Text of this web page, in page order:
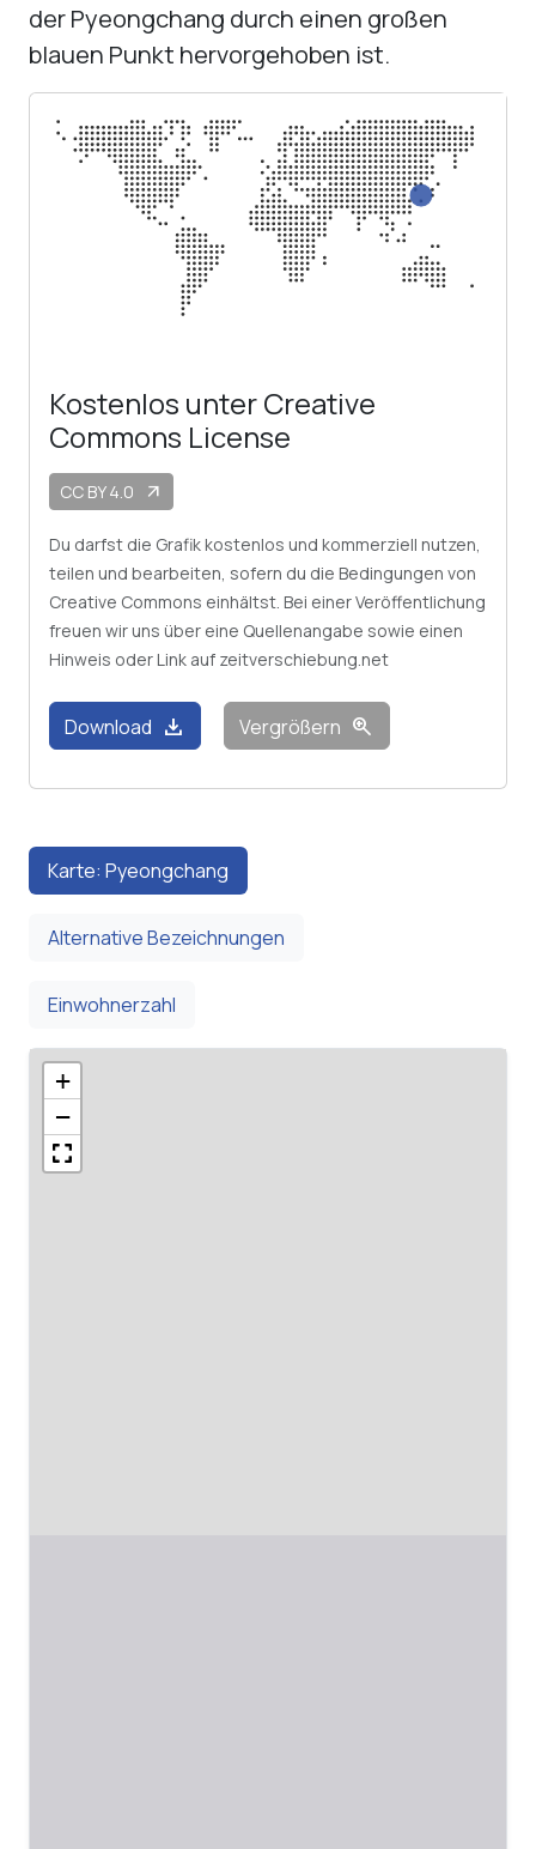
der Pyeongchang durch einen großen
blauen Punkt hervorgehoben ist.
Kostenlos unter Creative
Commons License
CC BY 4.0 arrow_outward
Du darfst die Grafik kostenlos und kommerziell nutzen,
teilen und bearbeiten, sofern du die Bedingungen von
Creative Commons einhältst. Bei einer Veröffentlichung
freuen wir uns über eine Quellenangabe sowie einen
Hinweis oder Link auf zeitverschiebung.net
Download download Vergrößern zoom_in
Karte: Pyeongchang
Alternative Bezeichnungen
Einwohnerzahl
+
−